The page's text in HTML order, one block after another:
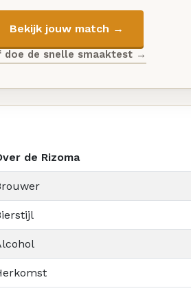
Bekijk jouw match →
doe de snelle smaaktest →
de Rizoma